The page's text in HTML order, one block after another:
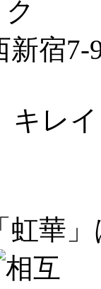
新宿
キレイ
虹華